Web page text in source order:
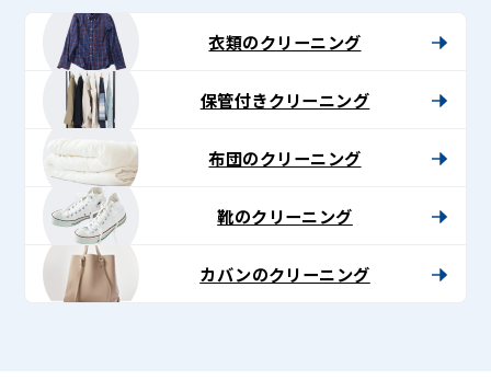
衣類のクリーニング
保管付きクリーニング
布団のクリーニング
靴のクリーニング
カバンのクリーニング